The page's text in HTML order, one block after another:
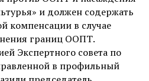
и должен содержать
компенсации в случае
границ ООПТ.
Экспертного совета по
в профильный